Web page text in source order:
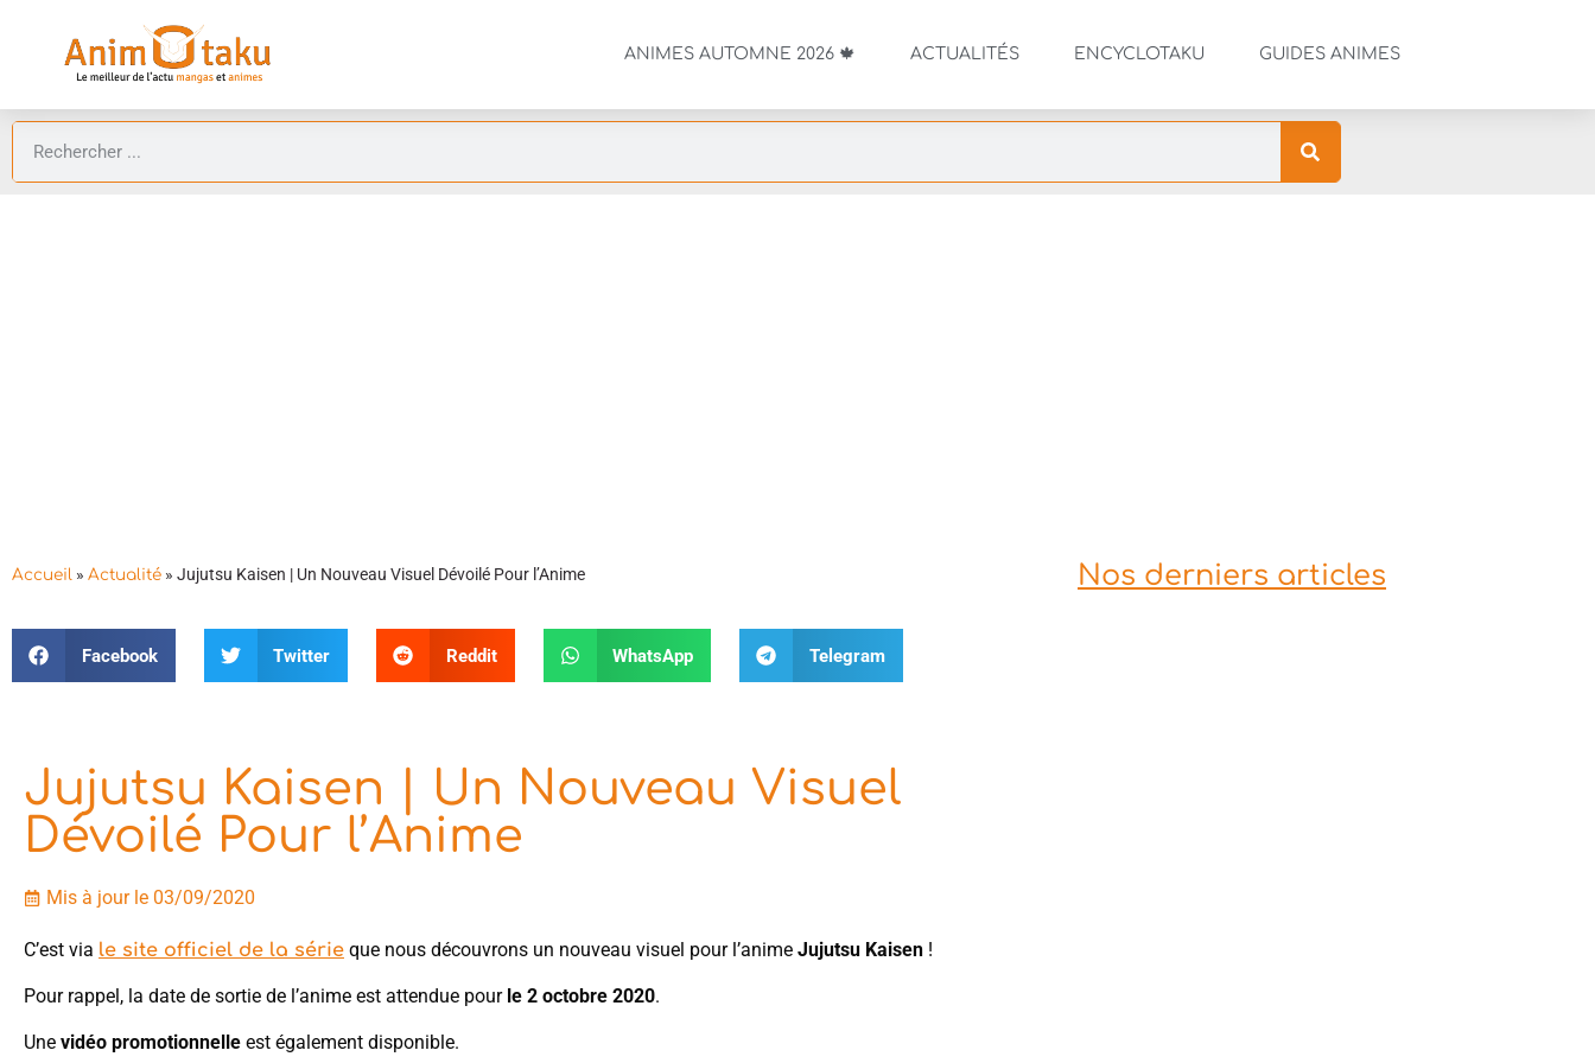
ANIMES AUTOMNE 2026 🍁 ACTUALITÉS ENCYCLOTAKU GUIDES ANIMES
Accueil » Actualité » Jujutsu Kaisen | Un Nouveau Visuel Dévoilé Pour l’Anime
Facebook Twitter Reddit WhatsApp Telegram
Jujutsu Kaisen | Un Nouveau Visuel
Dévoilé Pour l’Anime
Mis à jour le 03/09/2020
C’est via le site officiel de la série que nous découvrons un nouveau visuel pour l’anime Jujutsu Kaisen !
Pour rappel, la date de sortie de l’anime est attendue pour le 2 octobre 2020.
Une vidéo promotionnelle est également disponible.
Nos derniers articles